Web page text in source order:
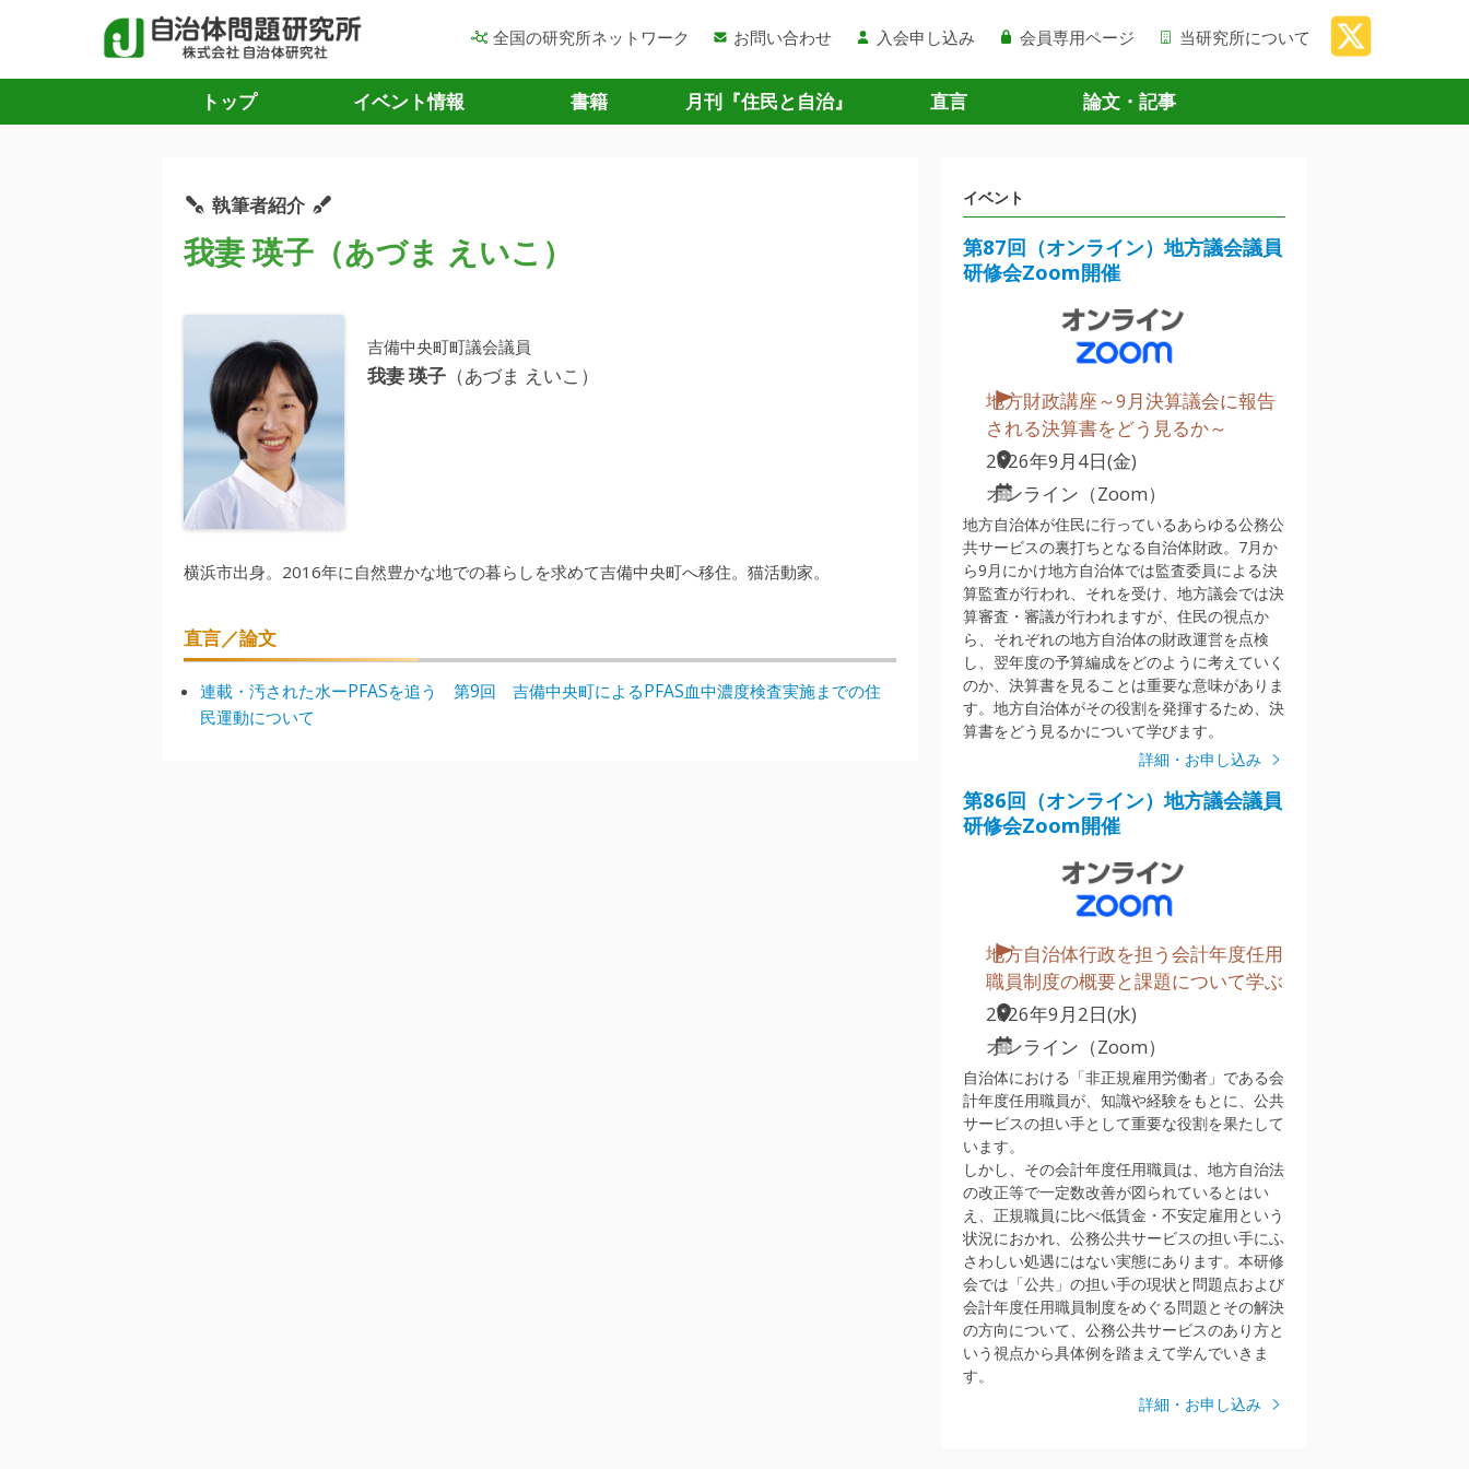
全国の研究所ネットワーク お問い合わせ 入会申し込み 会員専用ページ 当研究所について
トップ イベント情報 書籍 月刊『住民と自治』 直言 論文・記事
執筆者紹介
我妻 瑛子（あづま えいこ）
吉備中央町町議会議員
我妻 瑛子 （あづま えいこ）
横浜市出身。2016年に自然豊かな地での暮らしを求めて吉備中央町へ移住。猫活動家。
直言／論文
連載・汚された水ーPFASを追う 第9回 吉備中央町によるPFAS血中濃度検査実施までの住
民運動について
イベント
第87回（オンライン）地方議会議員
研修会Zoom開催
地方財政講座～9月決算議会に報告
される決算書をどう見るか～
2026年9月4日(金)
オンライン（Zoom）
地方自治体が住民に行っているあらゆる公務公
共サービスの裏打ちとなる自治体財政。7月か
ら9月にかけ地方自治体では監査委員による決
算監査が行われ、それを受け、地方議会では決
算審査・審議が行われますが、住民の視点か
ら、それぞれの地方自治体の財政運営を点検
し、翌年度の予算編成をどのように考えていく
のか、決算書を見ることは重要な意味がありま
す。地方自治体がその役割を発揮するため、決
算書をどう見るかについて学びます。
詳細・お申し込み
第86回（オンライン）地方議会議員
研修会Zoom開催
地方自治体行政を担う会計年度任用
職員制度の概要と課題について学ぶ
2026年9月2日(水)
オンライン（Zoom）
自治体における「非正規雇用労働者」である会
計年度任用職員が、知識や経験をもとに、公共
サービスの担い手として重要な役割を果たして
います。
しかし、その会計年度任用職員は、地方自治法
の改正等で一定数改善が図られているとはい
え、正規職員に比べ低賃金・不安定雇用という
状況におかれ、公務公共サービスの担い手にふ
さわしい処遇にはない実態にあります。本研修
会では「公共」の担い手の現状と問題点および
会計年度任用職員制度をめぐる問題とその解決
の方向について、公務公共サービスのあり方と
いう視点から具体例を踏まえて学んでいきま
す。
詳細・お申し込み